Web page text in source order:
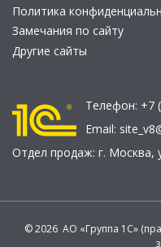
Политика
Замечания по сайту
Другие сайты
Телефон: +7
Email:
Отдел продаж: г. Москва,
© 2026 АО «Группа 1С»